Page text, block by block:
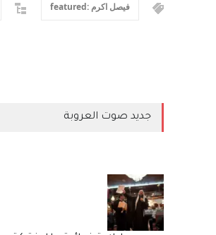
فيصل اكرم :featured
جديد صوت العروبة